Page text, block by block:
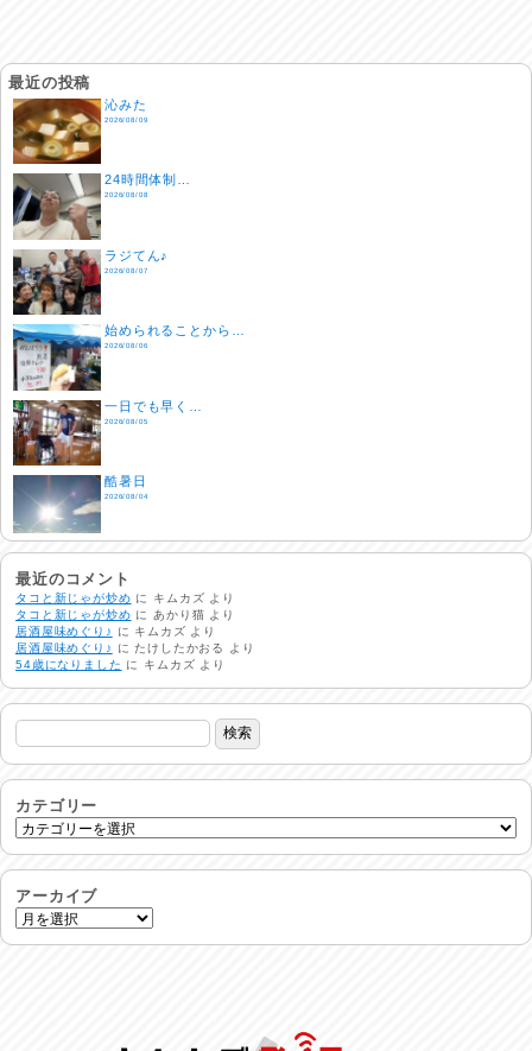
最近の投稿
沁みた
2026/08/09
24時間体制…
2026/08/08
ラジてん♪
2026/08/07
始められることから…
2026/08/06
一日でも早く…
2026/08/05
酷暑日
2026/08/04
明日で一週間
2026/08/03
熱中症注意
2026/08/02
非常時には…
2026/08/01
生活支援情報
24時間体制
2026/07/30
最近のコメント
タコと新じゃが炒め に キムカズ より
タコと新じゃが炒め に あかり猫 より
居酒屋味めぐり♪
に キムカズ より
居酒屋味めぐり♪
にたけしたかおる
より
54歳になりました に キムカズ より
カテゴリー
アーカイブ